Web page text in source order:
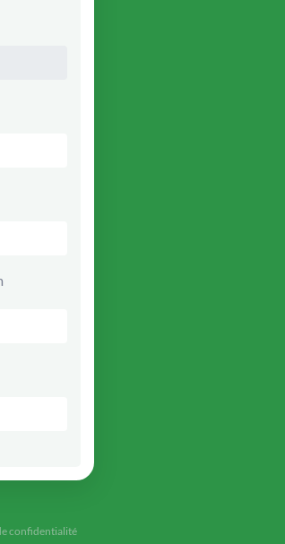
confidentialité